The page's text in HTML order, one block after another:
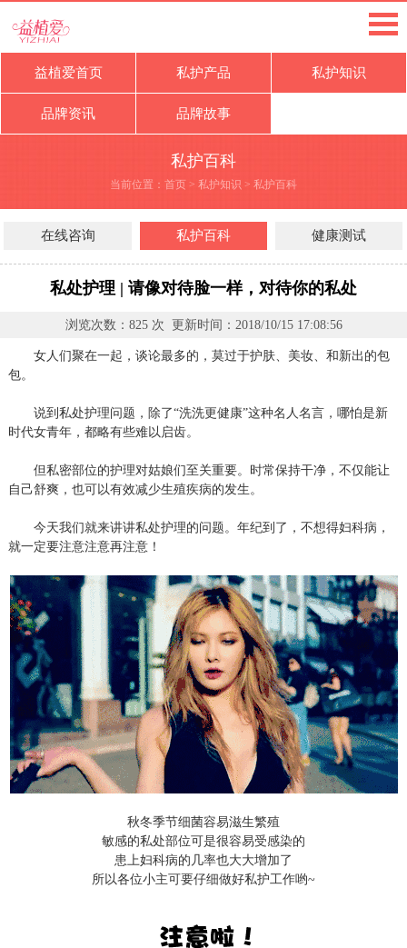
益植爱首页 私护产品 私护知识
品牌资讯 品牌故事
私护百科
当前位置： 首页 > 私护知识 > 私护百科
在线咨询 私护百科 健康测试
私处护理 | 请像对待脸一样，对待你的私处
浏览次数： 825次 更新时间： 2018/10/15 17:08:56
女人们聚在一起，谈论最多的，莫过于护肤、美妆、和新出的包
包。
说到私处护理问题，除了“洗洗更健康”这种名人名言，哪怕是新
时代女青年，都略有些难以启齿。
但私密部位的护理对姑娘们至关重要。时常保持干净，不仅能让
自己舒爽，也可以有效减少生殖疾病的发生。
今天我们就来讲讲私处护理的问题。年纪到了，不想得妇科病，
就一定要注意注意再注意！
秋冬季节细菌容易滋生繁殖
敏感的私处部位可是很容易受感染的
患上妇科病的几率也大大增加了
所以各位小主可要仔细做好私护工作哟~